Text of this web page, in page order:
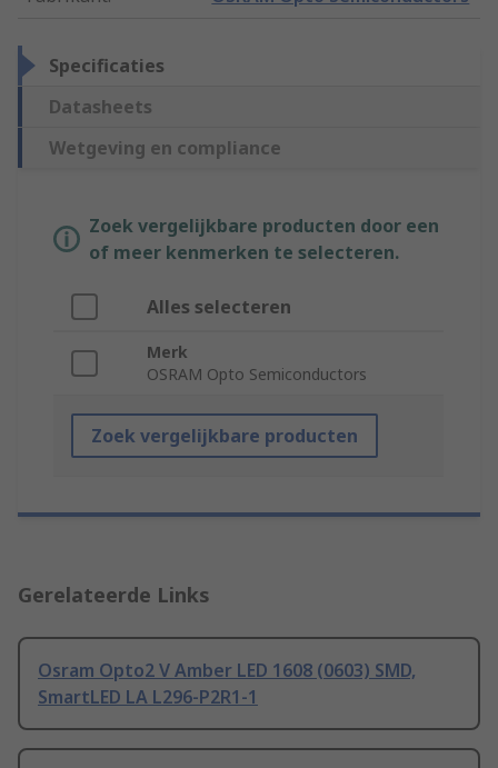
Specificaties
Datasheets
Wetgeving en compliance
Zoek vergelijkbare producten door een
of meer kenmerken te selecteren.
Alles selecteren
Merk
OSRAM Opto Semiconductors
Zoek vergelijkbare producten
Gerelateerde Links
Osram Opto2 V Amber LED 1608 (0603) SMD,
SmartLED LA L296-P2R1-1